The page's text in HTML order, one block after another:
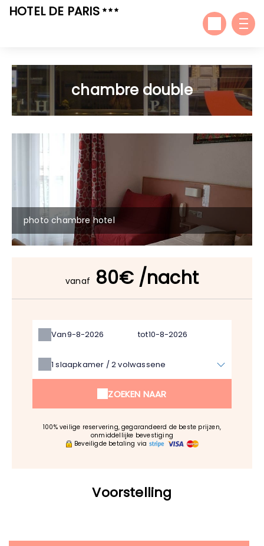
HOTEL DE PARIS
chambre double
photo chambre hotel
vanaf 80€ /nacht
Van tot
1slaapkamer /2volwassene
ZOEKEN NAAR
100% veilige reservering, gegarandeerd de beste prijzen,
onmiddellijke bevestiging
Beveiligde betaling via
Voorstelling